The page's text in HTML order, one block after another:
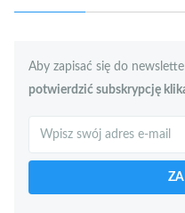
Aby zapisać się do
potwierdzić subskrypcję